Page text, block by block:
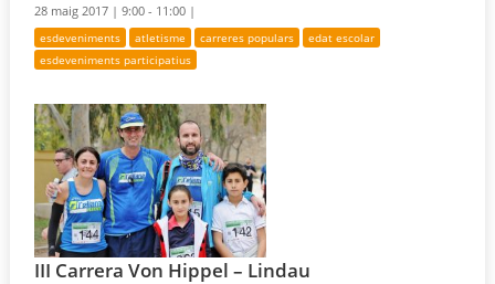
28 maig 2017 |9:00 - 11:00 |
esdeveniments atletisme carreres populars
edat escolar
esdeveniments participatius
III Carrera Von Hippel – Lindau